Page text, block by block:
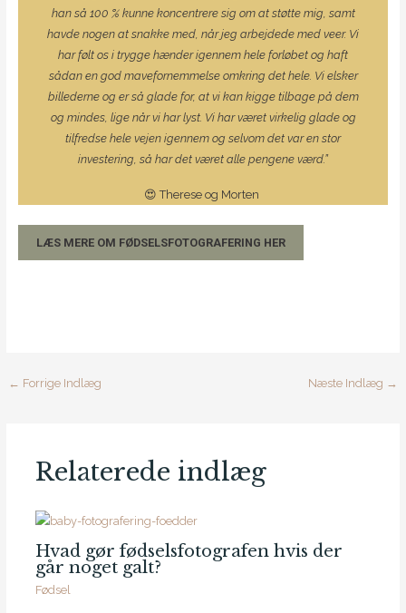
han så 100 % kunne koncentrere sig om at støtte mig, samt
havde nogen at snakke med, når jeg arbejdede med veer. Vi
har følt os i trygge hænder igennem hele forløbet og haft
sådan en god mavefornemmelse omkring det hele. Vi elsker
billederne og er så glade for, at vi kan kigge tilbage på dem
og mindes, lige når vi har lyst. Vi har været virkelig glade og
tilfredse hele vejen igennem og selvom det var en stor
investering, så har det været alle pengene værd.”
😍 Therese og Morten
LÆS MERE OM FØDSELSFOTOGRAFERING HER
← Forrige Indlæg Næste Indlæg →
Relaterede indlæg
Hvad gør fødselsfotografen hvis der
går noget galt?
Fødsel